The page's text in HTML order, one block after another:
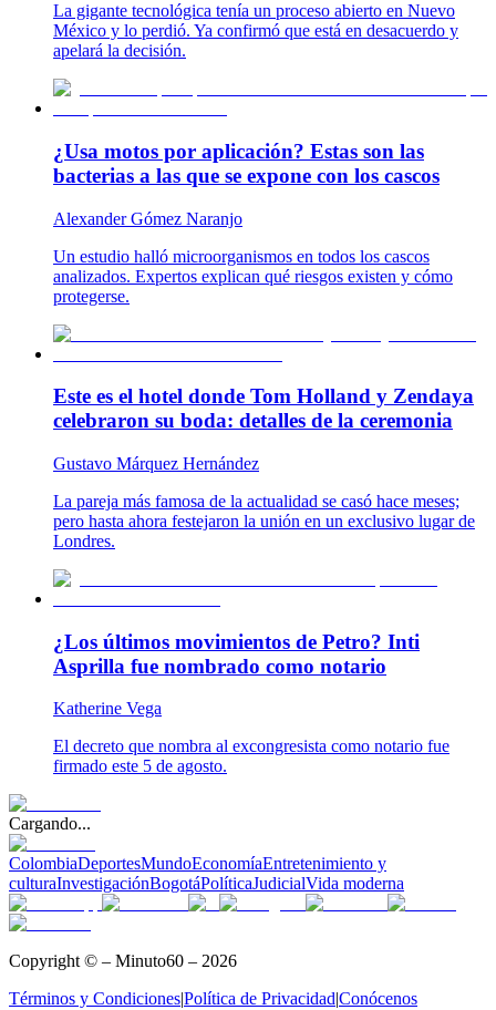
La gigante tecnológica tenía un proceso abierto en Nuevo
México y lo perdió. Ya confirmó que está en desacuerdo y
apelará la decisión.
¿Usa motos por aplicación? Estas son las
bacterias a las que se expone con los cascos
Alexander Gómez Naranjo
Un estudio halló microorganismos en todos los cascos
analizados. Expertos explican qué riesgos existen y cómo
protegerse.
Este es el hotel donde Tom Holland y Zendaya
celebraron su boda: detalles de la ceremonia
Gustavo Márquez Hernández
La pareja más famosa de la actualidad se casó hace meses;
pero hasta ahora festejaron la unión en un exclusivo lugar de
Londres.
¿Los últimos movimientos de Petro? Inti
Asprilla fue nombrado como notario
Katherine Vega
El decreto que nombra al excongresista como notario fue
firmado este 5 de agosto.
Cargando...
ColombiaDeportesMundoEconomíaEntretenimiento y
culturaInvestigaciónBogotáPolíticaJudicialVida moderna
Copyright © – Minuto60 – 2026
Términos y CondicionesPolítica de PrivacidadConócenos